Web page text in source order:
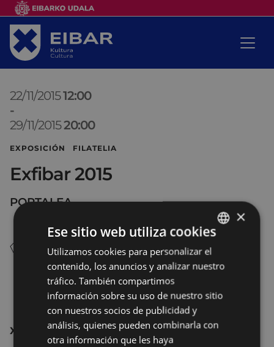
22/11/201512:00
-
29/11/201520:00
EXPOSICIÓN FILATELIA
Exfibar 2015
PORTALEA
XLVI Exposición filatélica
BASQUE
SPANISH
×
Ese sitio web utiliza cookies
Utilizamos cookies para personalizar el
contenido, los anuncios y analizar nuestro
tráfico. También compartimos
información sobre su uso de nuestro sitio
con nuestros socios de publicidad y
análisis, quienes pueden combinarla con
otra información que les haya